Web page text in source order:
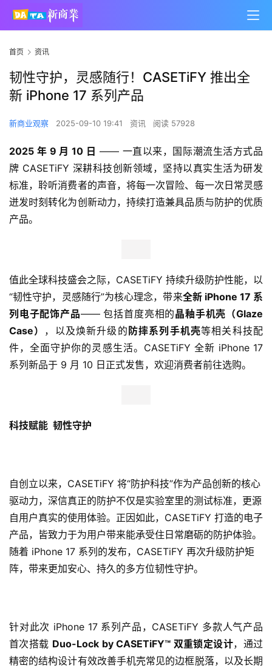
首页 资讯
韧性守护，灵感随行！CASETiFY 推出全
新 iPhone 17 系列产品
新商业观察 2025-09-10 19:41 资讯 阅读 57928
2025 年 9 月 10 日 —— 一直以来，国际潮流生活方式品
牌 CASETiFY 深耕科技创新领域，坚持以真实生活为研发
标准，聆听消费者的声音，将每一次冒险、每一次日常灵感
迸发时刻转化为创新动力，持续打造兼具品质与防护的优质
产品。
值此全球科技盛会之际，CASETiFY 持续升级防护性能，以
“韧性守护，灵感随行”为核心理念，带来全新 iPhone 17 系
列电子配饰产品—— 包括首度亮相的晶釉手机壳（Glaze
Case） ，以及焕新升级的 防摔系列手机壳等相关科技配
件，全面守护你的灵感生活。CASETiFY 全新 iPhone 17
系列新品于 9 月 10 日正式发售，欢迎消费者前往选购。
科技赋能 韧性守护
自创立以来，CASETiFY 将“防护科技”作为产品创新的核心
驱动力，深信真正的防护不仅是实验室里的测试标准，更源
自用户真实的使用体验。正因如此，CASETiFY 打造的电子
产品，皆致力于为用户带来能承受住日常磨砺的防护体验。
随着 iPhone 17 系列的发布，CASETiFY 再次升级防护矩
阵，带来更加安心、持久的多方位韧性守护。
针对此次 iPhone 17 系列产品，CASETiFY 多款人气产品
首次搭载 Duo-Lock by CASETiFY™ 双重锁定设计，通过
精密的结构设计有效改善手机壳常见的边框脱落，以及长期